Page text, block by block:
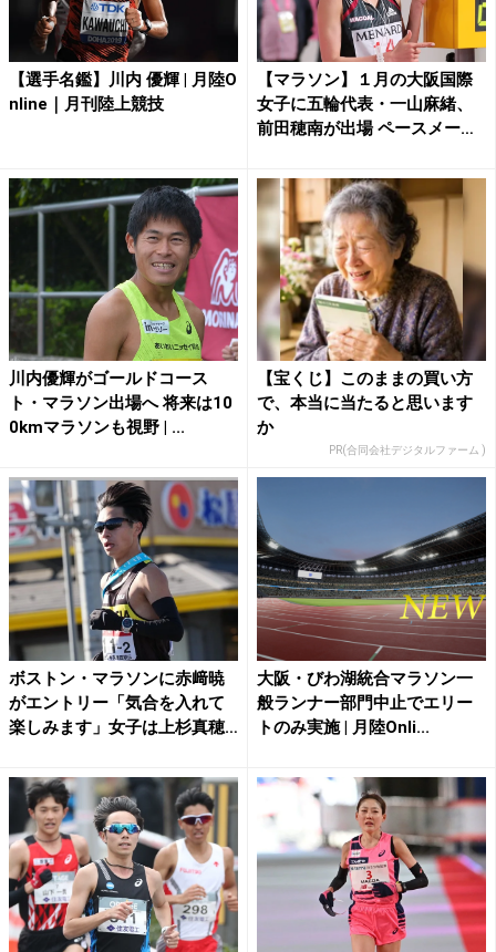
【選手名鑑】川内 優輝 | 月陸O
nline｜月刊陸上競技
【マラソン】１月の大阪国際
女子に五輪代表・一山麻緒、
前田穂南が出場 ペースメー
川内優輝がゴールドコース
ト・マラソン出場へ 将来は10
0kmマラソンも視野 | ...
【宝くじ】このままの買い方
で、本当に当たると思います
か
PR(合同会社デジタルファーム )
ボストン・マラソンに赤﨑暁
がエントリー「気合を入れて
楽しみます」女子は上杉真穂
大阪・びわ湖統合マラソン一
般ランナー部門中止でエリー
トのみ実施 | 月陸Onli...